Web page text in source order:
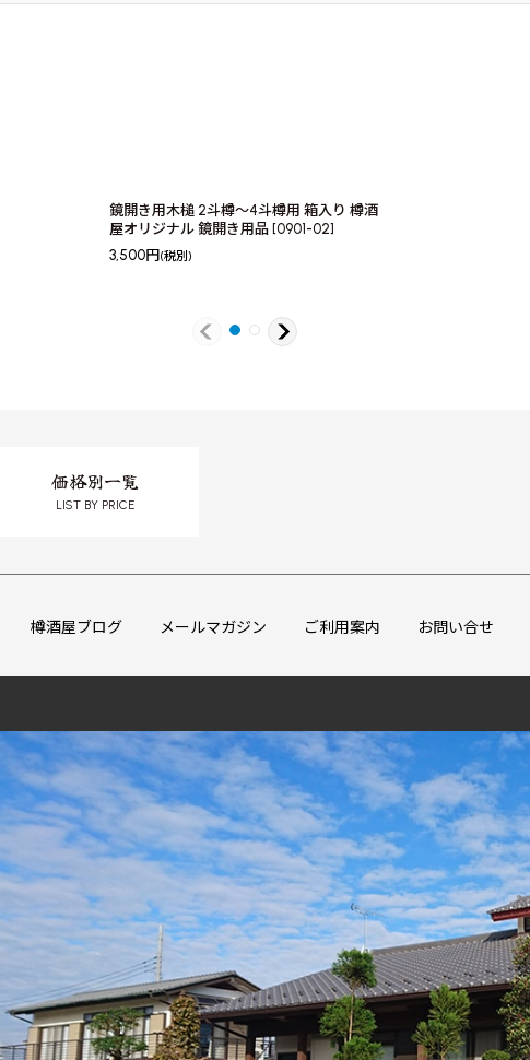
鏡開き用木槌 2斗樽〜4斗樽用 箱入り 樽酒
屋オリジナル 鏡開き用品 [0901-02]
3,500円 (税別)
価格別一覧
LIST BY PRICE
樽酒屋ブログ メールマガジン ご利用案内 お問い合せ